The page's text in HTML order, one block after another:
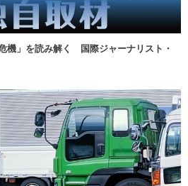
機」を読み解く 国際ジャーナリスト・